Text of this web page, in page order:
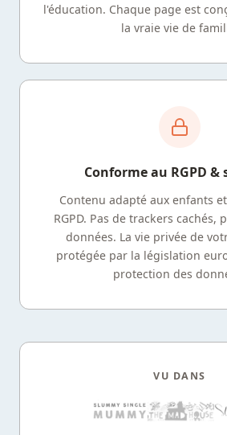
l'éducation. Chaque page est
la vraie vie de
Conforme au RGPD &
Contenu adapté aux enfants
RGPD. Pas de trackers cachés,
données. La vie privée de
protégée par la législation
protection des
VU DANS